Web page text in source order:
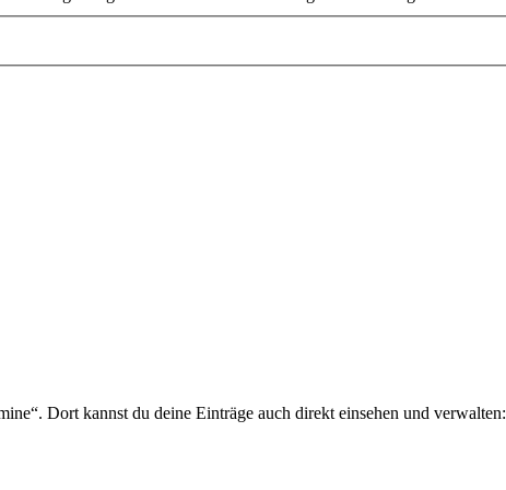
Dort kannst du deine Einträge auch direkt einsehen und verwalten: